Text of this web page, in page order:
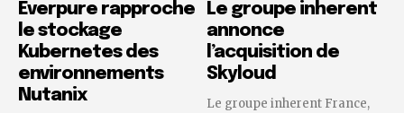
Everpure rapproche
le stockage
Kubernetes des
environnements
Nutanix
Le groupe inherent
annonce
l’acquisition de
Skyloud
Le groupe inherent France,